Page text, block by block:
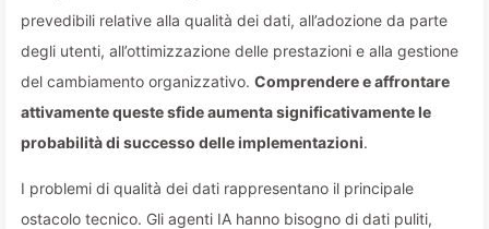
prevedibili relative alla qualità dei dati, all’adozione da parte
degli utenti, all’ottimizzazione delle prestazioni e alla gestione
del cambiamento organizzativo. Comprendere e affrontare
attivamente queste sfide aumenta significativamente le
probabilità di successo delle implementazioni.
I problemi di qualità dei dati rappresentano il principale
ostacolo tecnico. Gli agenti IA hanno bisogno di dati puliti,